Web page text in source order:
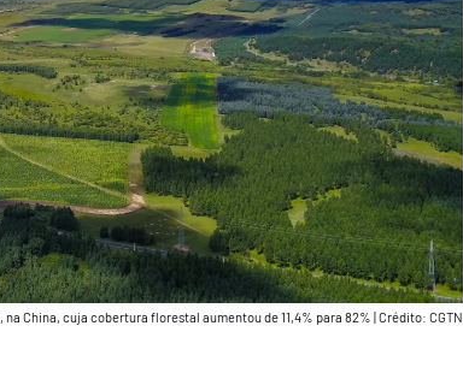
China, cuja cobertura florestal aumentou de 11,4% para 82% |Crédito: CGTN